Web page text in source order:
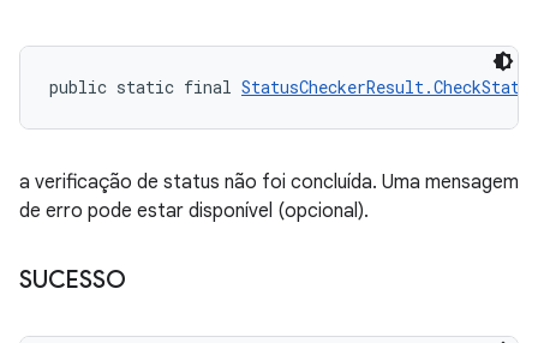
public static final StatusCheckerResult.CheckStatus
a verificação de status não foi concluída. Uma mensagem
de erro pode estar disponível (opcional).
SUCESSO